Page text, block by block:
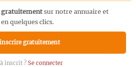
gratuitementsur notre annuaire et
quelques clics.
gratuitement
inscrit ? Se connecter